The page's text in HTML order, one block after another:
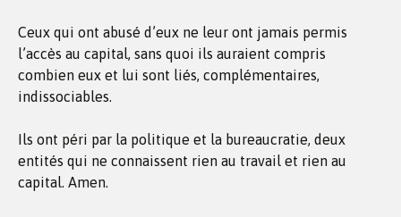
Ceux qui ont abusé d’eux ne leur ont jamais permis
l’accès au capital, sans quoi ils auraient compris
combien eux et lui sont liés, complémentaires,
indissociables.
Ils ont péri par la politique et la bureaucratie, deux
entités qui ne connaissent rien au travail et rien au
capital. Amen.